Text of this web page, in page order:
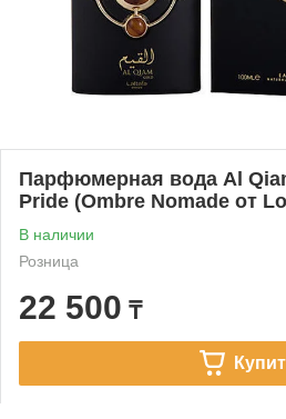
Парфюмерная вода Al
Pride (Ombre Nomade от
В наличии
Розница
22 500 ₸